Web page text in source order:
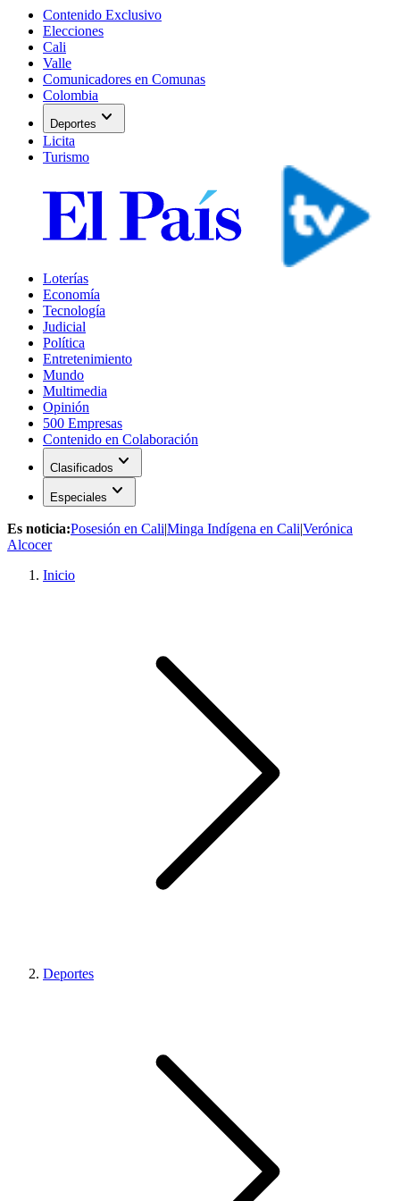
Contenido Exclusivo
Elecciones
Cali
Valle
Comunicadores en Comunas
Colombia
Deportes expand_more
Licita
Turismo
Loterías
Economía
Tecnología
Judicial
Política
Entretenimiento
Mundo
Multimedia
Opinión
500 Empresas
Contenido en Colaboración
Clasificados expand_more
Especiales expand_more
Es noticia:Posesión en Cali|Minga Indígena en Cali|Verónica
Alcocer
Inicio
Deportes